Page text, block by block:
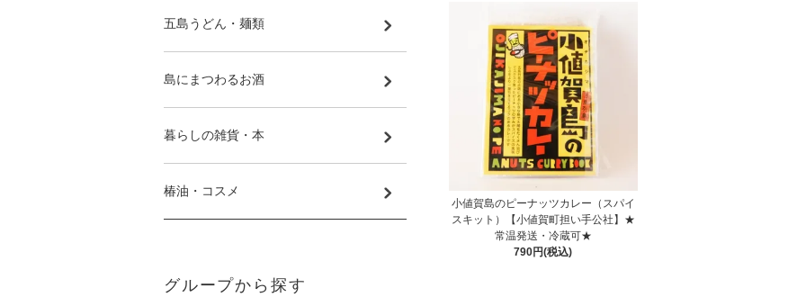
小値賀島のピーナッツカレー（スパイ
スキット）【小値賀町担い手公社】★
常温発送・冷蔵可★
790円(税込)
五島うどん・麺類
島にまつわるお酒
暮らしの雑貨・本
椿油・コスメ
グループから探す